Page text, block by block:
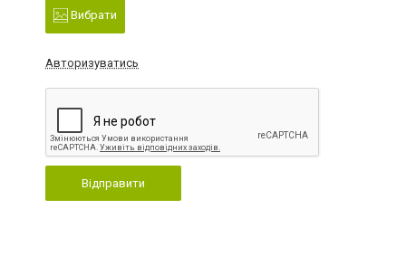
Вибрати
Авторизуватись
Відправити